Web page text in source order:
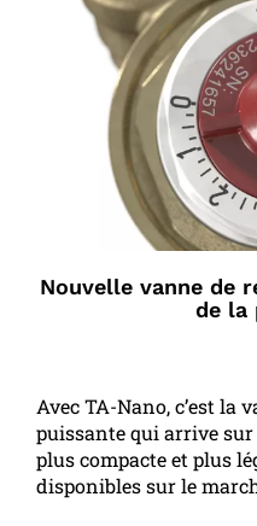
Nouvelle vanne de
de la
Avec TA-Nano, c’est la
puissante qui arrive sur
plus compacte et plus
disponibles sur le